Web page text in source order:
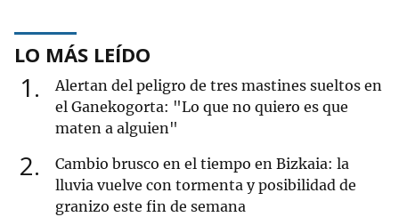
LO MÁS LEÍDO
1
Alertan del peligro de tres mastines sueltos en
el Ganekogorta: "Lo que no quiero es que
maten a alguien"
2
Cambio brusco en el tiempo en Bizkaia: la
lluvia vuelve con tormenta y posibilidad de
granizo este fin de semana